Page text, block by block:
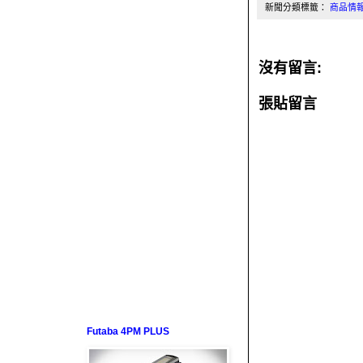
新聞分類標籤： 商品情
沒有留言:
張貼留言
Futaba 4PM PLUS